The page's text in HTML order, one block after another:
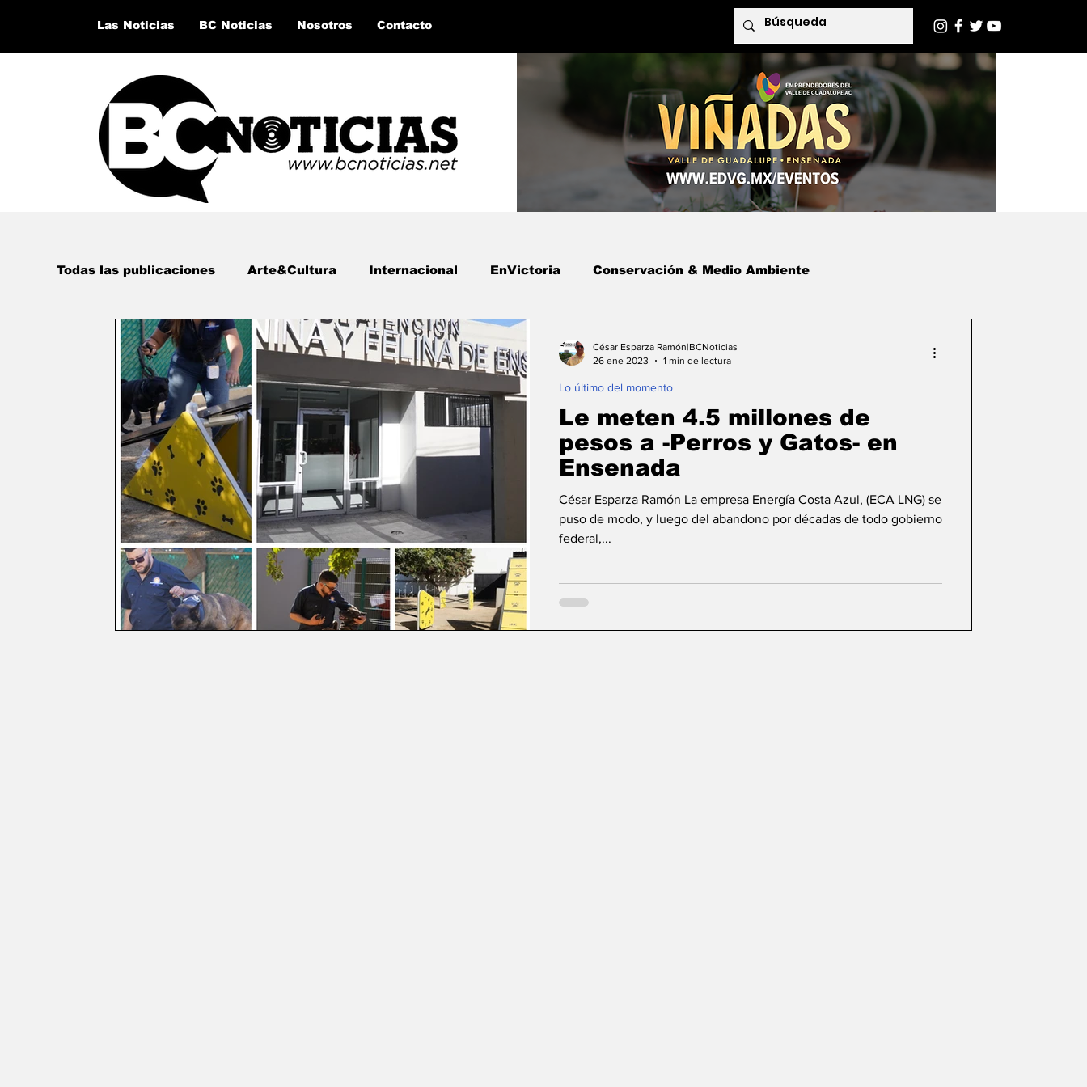
Las Noticias BC Noticias Nosotros Contacto
Todas las publicaciones Arte&Cultura Internacional EnVictoria Conservación & Medio Ambiente
Lo último del momento San Quintín, BC Bahía de los Ángeles, BC
Política EntramadoBC Tijuana, Baja California Ciencia & Tech
Le meten 4.5 millones de
pesos a -Perros y Gatos- en
Ensenada
César Esparza Ramón La empresa Energía Costa Azul, (ECA LNG) se
puso de modo, y luego del abandono por décadas de todo gobierno
federal,...
Lo último del momento
César Esparza Ramón|BCNoticias
26 ene 2023
1 min de lectura